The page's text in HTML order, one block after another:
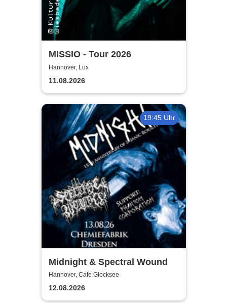
MISSIO - Tour 2026
Hannover, Lux
11.08.2026
19:45 Uhr
Midnight & Spectral Wound
Hannover, Cafe Glocksee
12.08.2026